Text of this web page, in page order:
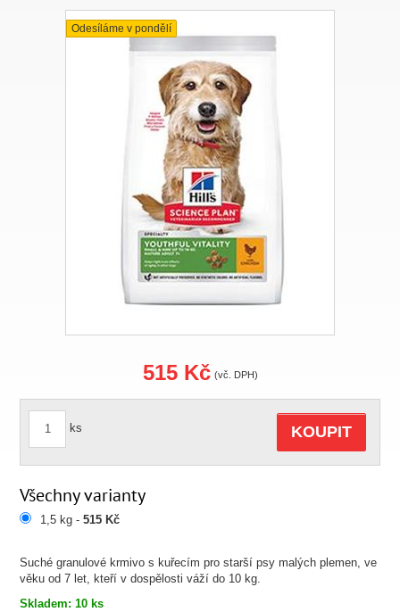
Odesíláme v pondělí
Suché granulové krmivo s kuřecím pro starší psy malých plemen, ve
věku od 7 let, kteří v dospělosti váží do 10 kg.
Skladem: 10 ks
515 Kč (vč. DPH)
ks KOUPIT
Všechny varianty
1,5 kg -515 Kč